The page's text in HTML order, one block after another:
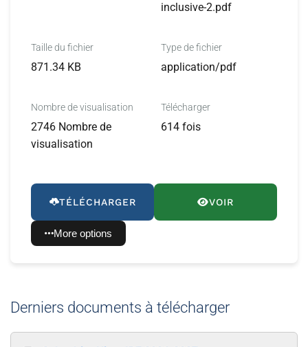
inclusive-2.pdf
Taille du fichier
871.34 KB
Type de fichier
application/pdf
Nombre de visualisation
2746 Nombre de
visualisation
Télécharger
614 fois
TÉLÉCHARGER VOIR
More options
Derniers documents à télécharger